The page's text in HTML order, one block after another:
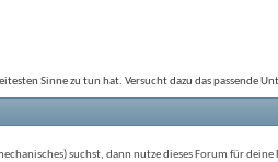
Sinne zu tun hat. Versucht dazu das passende
suchst, dann nutze dieses Forum für deine